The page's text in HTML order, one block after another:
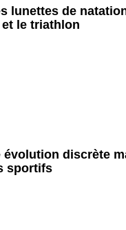
lunettes de
le triathlon
évolution discrète
sportifs